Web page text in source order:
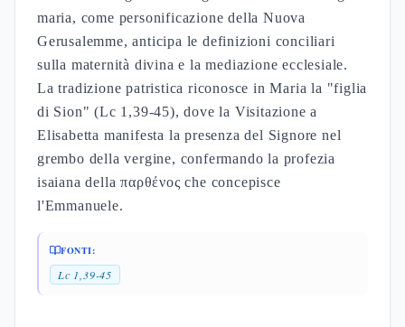
giorno (Gv 2,1-12). Maria diventa così
prefigurazione messianica della Chiesa-Madre,
trasformando il Tempio di Gerusalemme in una
realtà spirituale universale.
FONTI:
Gv 11,51-52 Gv 2,1-12
I fratelli di Gesù e la verginità
perpetua
L'analisi della testimonianza giovannea presso la